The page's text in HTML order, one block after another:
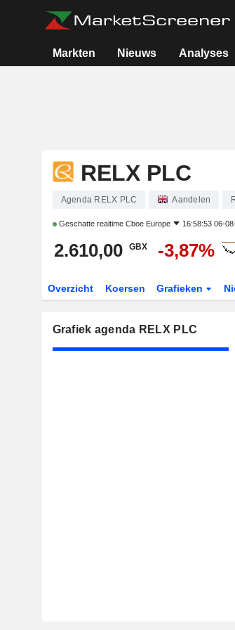
Markten Nieuws Analyses
RELX PLC
Agenda RELX PLC Aandelen
Geschatte realtime Cboe Europe 16:58:53 06-
2.610,00 GBX -3,87%
Overzicht Koersen Grafieken
Grafiek agenda RELX PLC